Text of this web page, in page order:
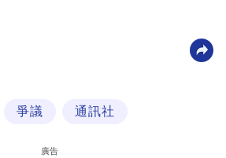
爭議 通訊社
廣告